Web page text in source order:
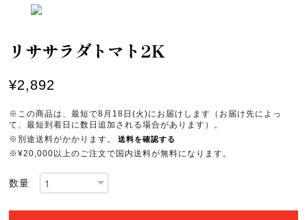
リササラダトマト2K
¥2,892
※この商品は、最短で8月18日(火)にお届けします（お届け先によっ
て、最短到着日に数日追加される場合があります）。
※別途送料がかかります。
送料を確認する
※¥20,000以上のご注文で国内送料が無料になります。
数量